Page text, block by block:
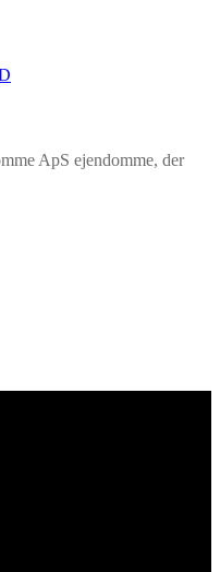
ApS ejendomme, der